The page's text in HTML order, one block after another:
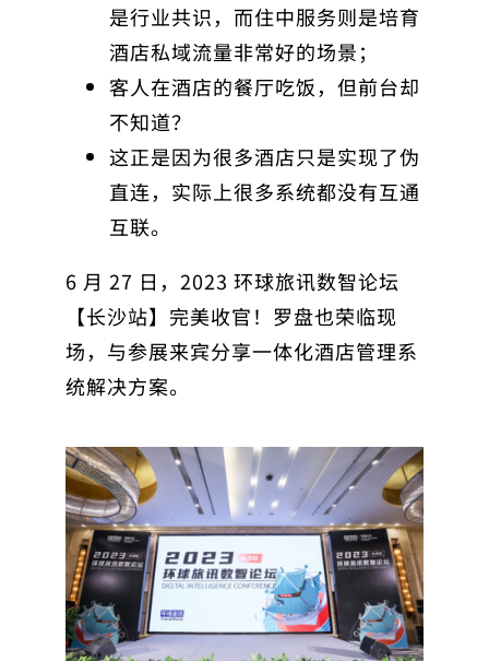
是行业共识，而住中服务则是培育
酒店私域流量非常好的场景；
客人在酒店的餐厅吃饭，但前台却
不知道？
这正是因为很多酒店只是实现了伪
直连，实际上很多系统都没有互通
互联。
6 月 27 日，2023 环球旅讯数智论坛
【长沙站】完美收官！罗盘也荣临现
场，与参展来宾分享一体化酒店管理系
统解决方案。